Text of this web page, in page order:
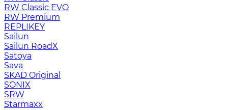
RW Classic EVO
RW Premium
RЕPLIKEY
Sailun
Sailun RoadX
Satoya
Sava
SKAD Original
SONIX
SRW
Starmaxx